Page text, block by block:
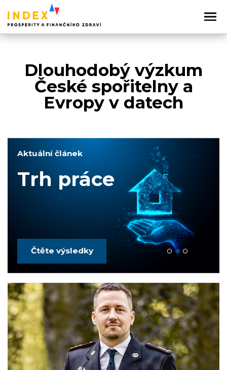
Dlouhodobý výzkum
České spořitelny a
Evropy v datech
Aktuální článek
Trh práce
Čtěte výsledky